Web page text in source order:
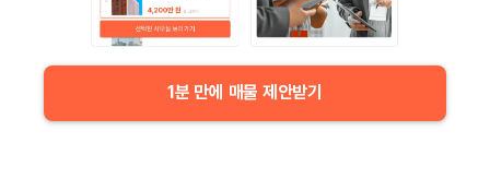
1분 만에 매물 제안받기